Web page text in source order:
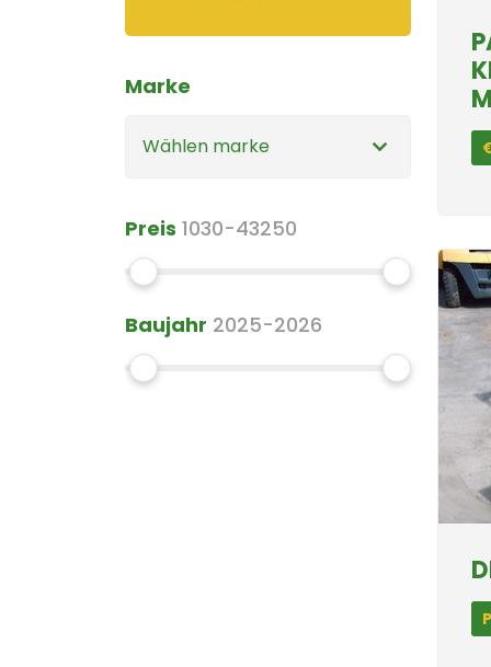
Marke
Preis 1030-43250
Baujahr 2025-2026